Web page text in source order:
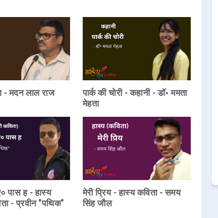
- मदन लाल राज
पार्क की चोरी - कहानी - डॉ॰ ममता
मेहता
पास ह - हास्य
- प्रवीन "पथिक"
मेरी प्रिय - हास्य कविता - समय
सिंह जौल